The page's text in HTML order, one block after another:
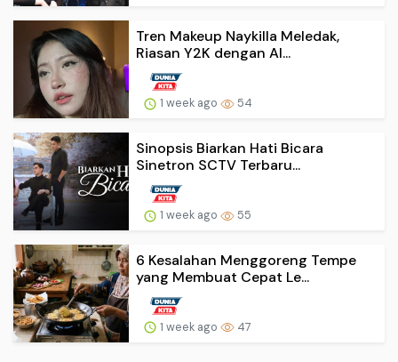
Tren Makeup Naykilla Meledak,
Riasan Y2K dengan Al...
1 week ago 54
Sinopsis Biarkan Hati Bicara
Sinetron SCTV Terbaru...
1 week ago 55
6 Kesalahan Menggoreng Tempe
yang Membuat Cepat Le...
1 week ago 47